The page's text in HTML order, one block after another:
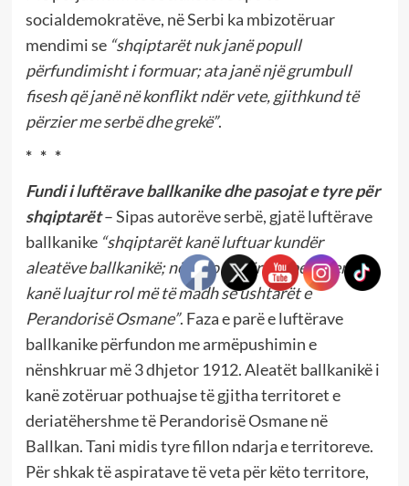
socialdemokratëve, në Serbi ka mbizotëruar
mendimi se “shqiptarët nuk janë popull
përfundimisht i formuar; ata janë një grumbull
fisesh që janë në konflikt ndër vete, gjithkund të
përzier me serbë dhe grekë”.
* * *
Fundi i luftërave ballkanike dhe pasojat e tyre për
shqiptarët– Sipas autorëve serbë, gjatë luftërave
ballkanike “shqiptarët kanë luftuar kundër
aleatëve ballkanikë; në këto luftëra shpeshherë
kanë luajtur rol më të madh se ushtarët e
Perandorisë Osmane”. Faza e parë e luftërave
ballkanike përfundon me armëpushimin e
nënshkruar më 3 dhjetor 1912. Aleatët ballkanikë i
kanë zotëruar pothuajse të gjitha territoret e
deriatëhershme të Perandorisë Osmane në
Ballkan. Tani midis tyre fillon ndarja e territoreve.
Për shkak të aspiratave të veta për këto territore,